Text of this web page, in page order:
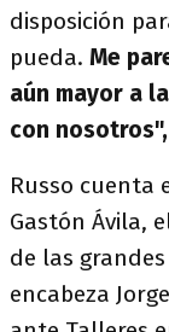
disposición
pueda. Me
aún mayor a
con nosotros",
Russo cuenta
Gastón Ávila,
de las
encabeza